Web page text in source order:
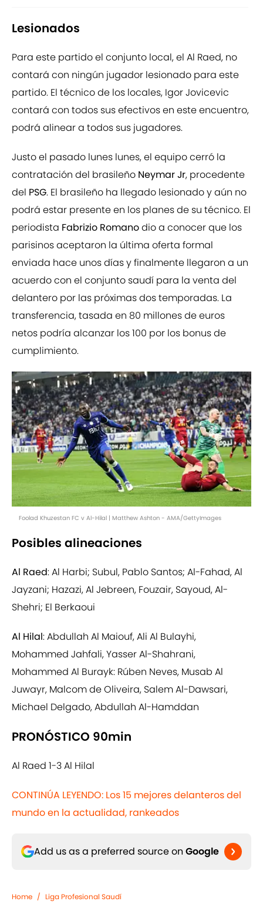
Lesionados
Para este partido el conjunto local, el Al Raed, no
contará con ningún jugador lesionado para este
partido. El técnico de los locales, Igor Jovicevic
contará con todos sus efectivos en este encuentro,
podrá alinear a todos sus jugadores.
Justo el pasado lunes lunes, el equipo cerró la
contratación del brasileño Neymar Jr, procedente
del PSG. El brasileño ha llegado lesionado y aún no
podrá estar presente en los planes de su técnico. El
periodista Fabrizio Romanodio a conocer que los
parisinos aceptaron la última oferta formal
enviada hace unos días y finalmente llegaron a un
acuerdo con el conjunto saudí para la venta del
delantero por las próximas dos temporadas. La
transferencia, tasada en 80 millones de euros
netos podría alcanzar los 100 por los bonus de
cumplimiento.
Foolad Khuzestan FC v Al-Hilal | Matthew Ashton - AMA/GettyImages
Posibles alineaciones
Al Raed: Al Harbi; Subul, Pablo Santos; Al-Fahad, Al
Jayzani; Hazazi, Al Jebreen, Fouzair, Sayoud, Al-
Shehri; El Berkaoui
Al Hilal: Abdullah Al Maiouf, Ali Al Bulayhi,
Mohammed Jahfali, Yasser Al-Shahrani,
Mohammed Al Burayk: Rúben Neves, Musab Al
Juwayr, Malcom de Oliveira, Salem Al-Dawsari,
Michael Delgado, Abdullah Al-Hamddan
PRONÓSTICO 90min
Al Raed 1-3 Al Hilal
CONTINÚA LEYENDO: Los 15 mejores delanteros del
mundo en la actualidad, rankeados
Add us as a preferred source on Google
Home / Liga Profesional Saudí